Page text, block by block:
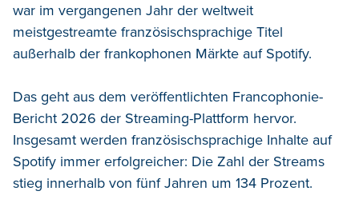
war im vergangenen Jahr der weltweit
meistgestreamte französischsprachige Titel
außerhalb der frankophonen Märkte auf Spotify.
Das geht aus dem veröffentlichten Francophonie-
Bericht 2026 der Streaming-Plattform hervor.
Insgesamt werden französischsprachige Inhalte auf
Spotify immer erfolgreicher: Die Zahl der Streams
stieg innerhalb von fünf Jahren um 134 Prozent.